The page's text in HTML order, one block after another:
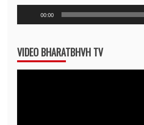
Player
00:00
VIDEO BHARATBHVH TV